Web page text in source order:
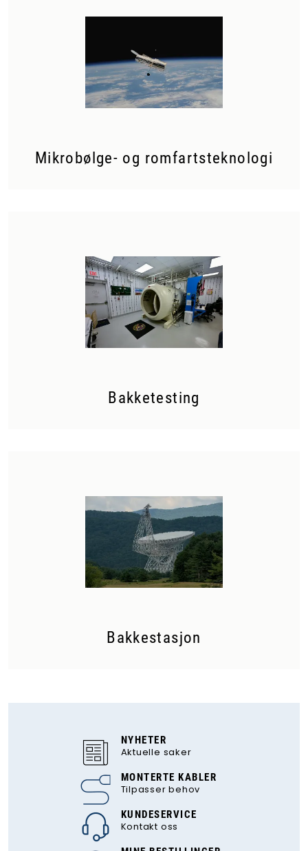
Mikrobølge- og romfartsteknologi
Bakketesting
Bakkestasjon
NYHETER
Aktuelle saker
MONTERTE KABLER
Tilpasser behov
KUNDESERVICE
Kontakt oss